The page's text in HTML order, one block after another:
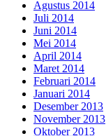
Agustus 2014
Juli 2014
Juni 2014
Mei 2014
April 2014
Maret 2014
Februari 2014
Januari 2014
Desember 2013
November 2013
Oktober 2013